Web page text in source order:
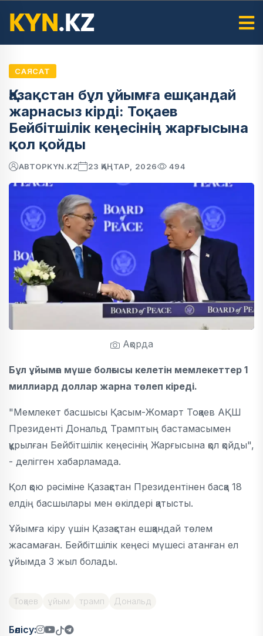
САЯСАТ
Қазақстан бұл ұйымға ешқандай
жарнасыз кірді: Тоқаев
Бейбітшілік кеңесінің жарғысына
қол қойды
АВТОРKYN.KZ 23 ҚАҢТАР, 2026 494
Ақорда
Бұл ұйымға мүше болғысы келетін мемлекеттер 1
миллиард доллар жарна төлеп кіреді.
"Мемлекет басшысы Қасым-Жомарт Тоқаев АҚШ
Президенті Дональд Трамптың бастамасымен
құрылған Бейбітшілік кеңесінің Жарғысына қол қойды",
- делігген хабарламада.
Қол қою рәсіміне Қазақстан Президентінен басқа 18
елдің басшылары мен өкілдері қатысты.
Ұйымға кіру үшін Қазақстан ешқандай төлем
жасамаған. Бейбітшілік кеңесі мүшесі атанған ел
ұйымда 3 жыл болады.
Тоқаев ұйым трамп Дональд
Бөлісу: